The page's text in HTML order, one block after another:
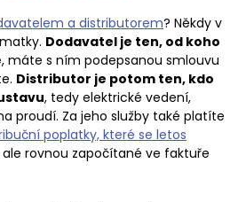
a distributorem? Někdy v
Dodavatel je ten, od koho
, máte s ním podepsanou smlouvu
Distributor je potom ten, kdo
, tedy elektrické vedení,
proudí. Za jeho služby také platíte
poplatky, které se letos
rovnou započítané ve faktuře